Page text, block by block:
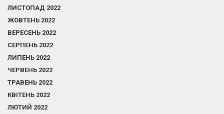
ЛИСТОПАД 2022
ЖОВТЕНЬ 2022
ВЕРЕСЕНЬ 2022
СЕРПЕНЬ 2022
ЛИПЕНЬ 2022
ЧЕРВЕНЬ 2022
ТРАВЕНЬ 2022
КВІТЕНЬ 2022
ЛЮТИЙ 2022